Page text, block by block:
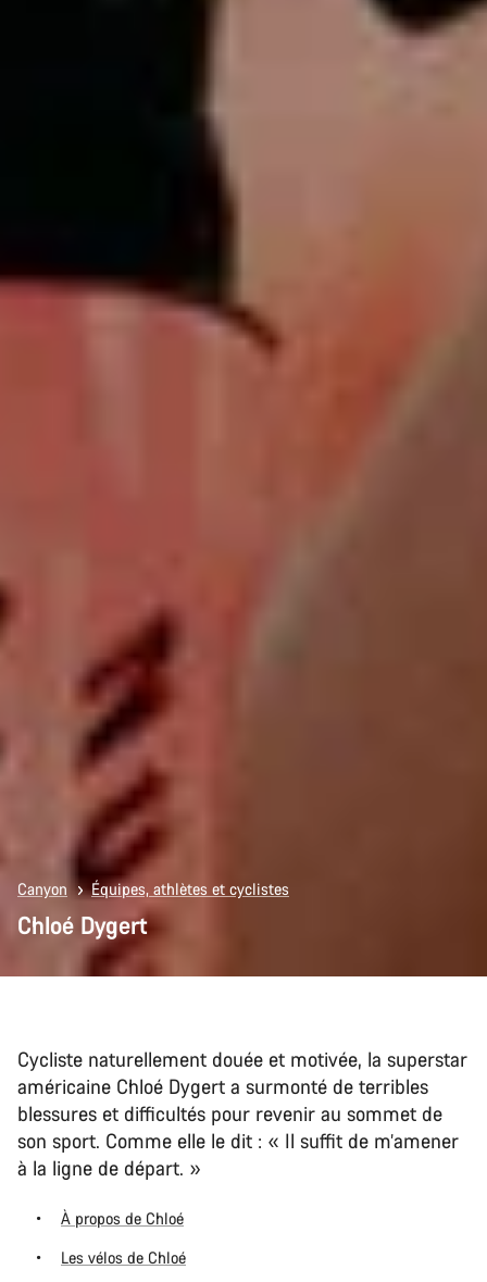
Canyon Équipes, athlètes et cyclistes
Chloé Dygert
Cycliste naturellement douée et motivée, la superstar
américaine Chloé Dygert a surmonté de terribles
blessures et difficultés pour revenir au sommet de
son sport. Comme elle le dit : « Il suffit de m’amener
à la ligne de départ. »
À propos de Chloé
Les vélos de Chloé